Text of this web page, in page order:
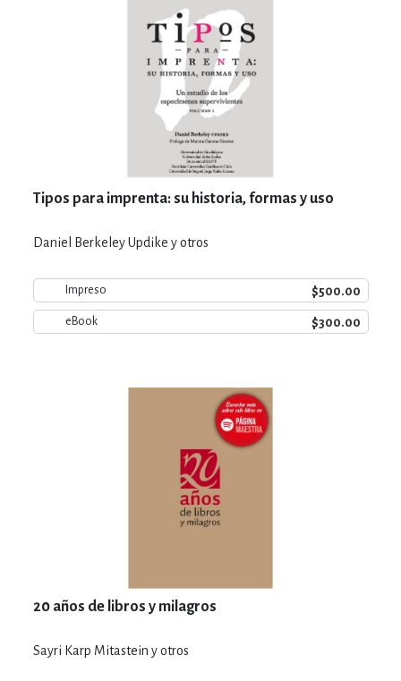
Tipos para imprenta: su historia, formas y uso
Daniel Berkeley Updike y otros
Impreso $500.00
eBook $300.00
20 años de libros y milagros
Sayri Karp Mitastein y otros